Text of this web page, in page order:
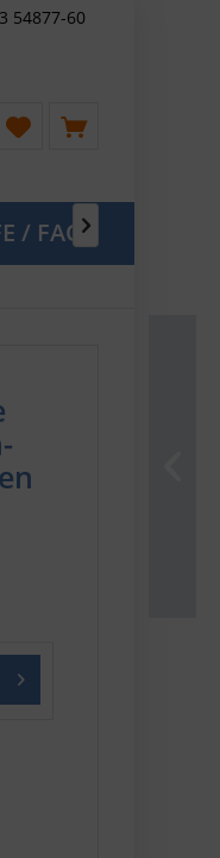
54877-60
/ FAQ